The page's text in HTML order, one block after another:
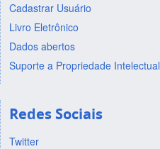
Cadastrar Usuário
Livro Eletrônico
Dados abertos
Suporte a Propriedade Intelectual
Redes Sociais
Twitter